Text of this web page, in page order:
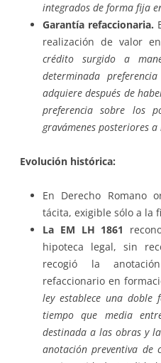
integrados de forma fija
Garantía refaccionaria.
realización de valor
crédito surgido a
determinada
adquiere después de
preferencia sobre los
gravámenes posteriores
Evolución histórica:
En Derecho Romano
tácita, exigible sólo a la
La EM LH 1861
hipoteca legal, sin
recogió la
refaccionario en
ley establece una
tiempo que media
destinada a las obras y
anotación preventiva de